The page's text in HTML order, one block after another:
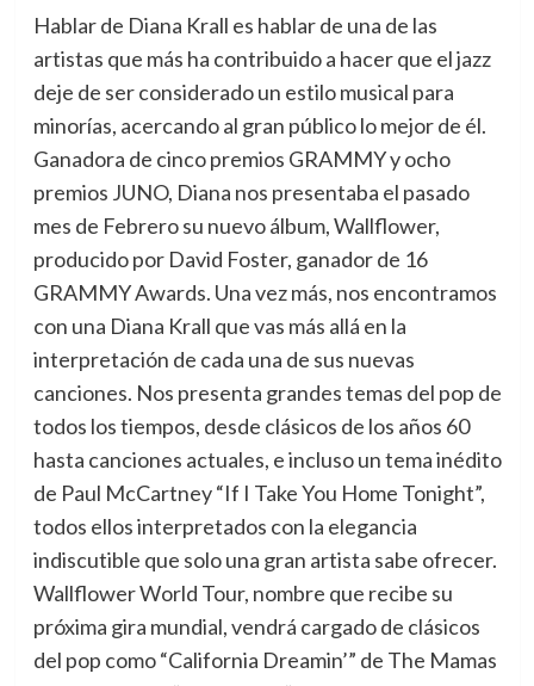
Hablar de Diana Krall es hablar de una de las
artistas que más ha contribuido a hacer que el jazz
deje de ser considerado un estilo musical para
minorías, acercando al gran público lo mejor de él.
Ganadora de cinco premios GRAMMY y ocho
premios JUNO, Diana nos presentaba el pasado
mes de Febrero su nuevo álbum, Wallflower,
producido por David Foster, ganador de 16
GRAMMY Awards. Una vez más, nos encontramos
con una Diana Krall que vas más allá en la
interpretación de cada una de sus nuevas
canciones. Nos presenta grandes temas del pop de
todos los tiempos, desde clásicos de los años 60
hasta canciones actuales, e incluso un tema inédito
de Paul McCartney “If I Take You Home Tonight”,
todos ellos interpretados con la elegancia
indiscutible que solo una gran artista sabe ofrecer.
Wallflower World Tour, nombre que recibe su
próxima gira mundial, vendrá cargado de clásicos
del pop como “California Dreamin’” de The Mamas